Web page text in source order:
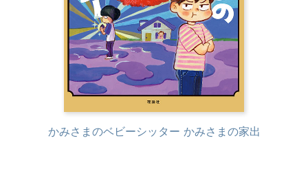
かみさまのベビーシッター かみさまの家出